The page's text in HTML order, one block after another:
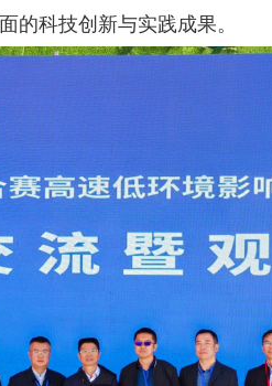
的科技创新与实践成果。